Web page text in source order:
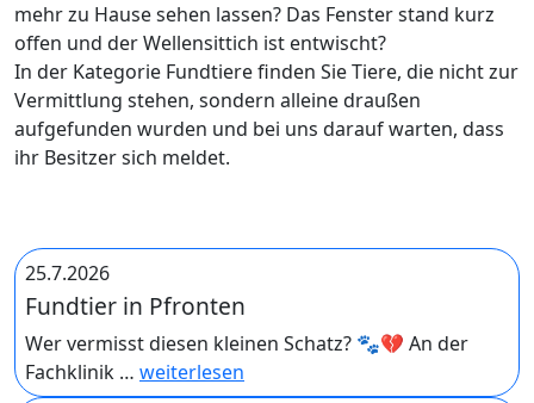
mehr zu Hause sehen lassen? Das Fenster stand kurz
offen und der Wellensittich ist entwischt?
In der Kategorie Fundtiere finden Sie Tiere, die nicht zur
Vermittlung stehen, sondern alleine draußen
aufgefunden wurden und bei uns darauf warten, dass
ihr Besitzer sich meldet.
25.7.2026
Fundtier in Pfronten
Wer vermisst diesen kleinen Schatz? 🐾💔 An der
Fachklinik … weiterlesen